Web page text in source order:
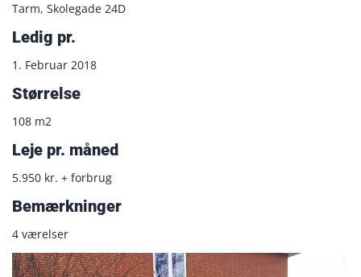
Tarm, Skolegade 24D
Ledig pr.
1. Februar 2018
Størrelse
108 m2
Leje pr. måned
5.950 kr. + forbrug
Bemærkninger
4 værelser